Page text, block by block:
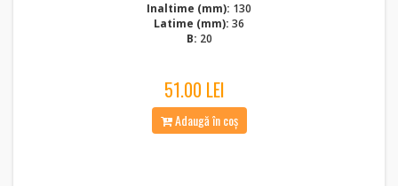
Inaltime (mm): 130
Latime (mm): 36
B: 20
51.00 LEI
Adaugă în coș